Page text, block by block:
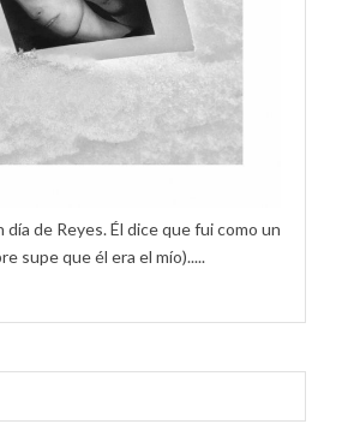
día de Reyes. Él dice que fui como un
supe que él era el mío).....